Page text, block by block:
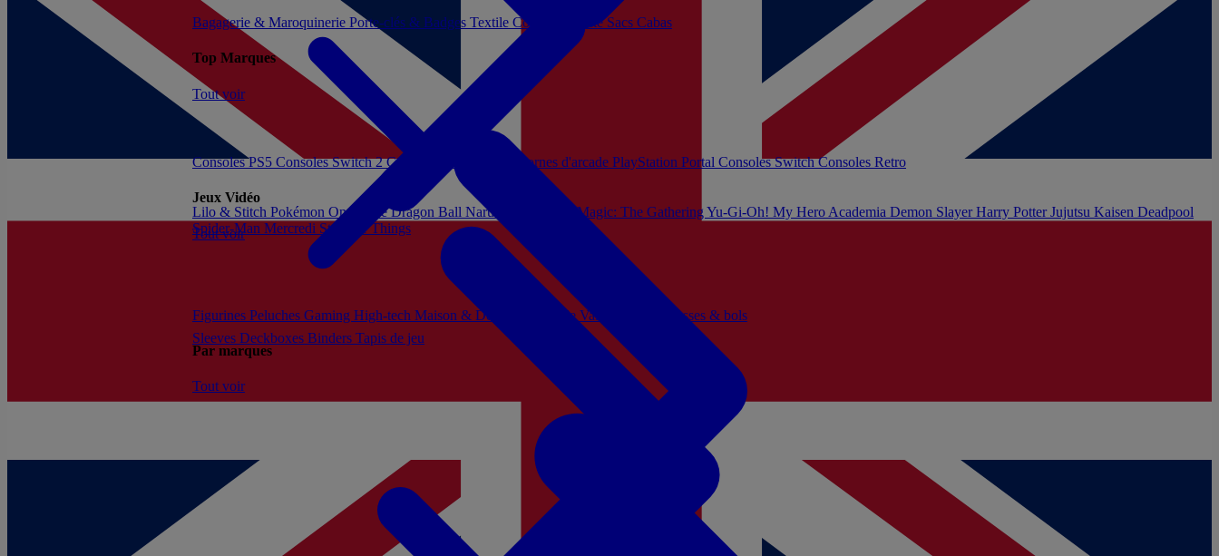
Figurines Peluches Gaming High-tech Maison & Décoration ModeVaisselle Mugs, tasses & bols
Par marques
Tout voir
Consoles PS5 Consoles Switch 2Consoles Xbox Series Bornes d'arcade PlayStation Portal Consoles SwitchConsoles Retro
Jeux Vidéo
Tout voir
Bagagerie & Maroquinerie Porte-clés & Badges Textile Cosplay BeautéSacs Cabas
Top Marques
Tout voir
Sleeves Deckboxes Binders Tapis de jeu
Lilo & Stitch Pokémon One PieceDragon Ball Naruto Hello KittyMagic: The Gathering Yu-Gi-Oh! My Hero Academia Demon SlayerHarry PotterJujutsu Kaisen Deadpool
Spider-Man Mercredi Stranger Things